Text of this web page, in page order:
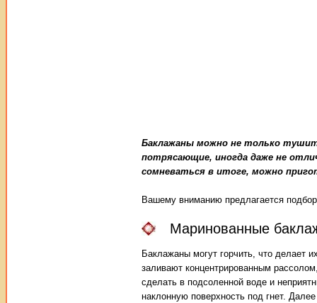
Баклажаны можно не только
потрясающие, иногда даже не
сомневаться в итоге, можно
Вашему вниманию предлагается
Маринованные
Баклажаны могут горчить, что делает
заливают концентрированным
сделать в подсоленной воде и
наклонную поверхность под гнет.